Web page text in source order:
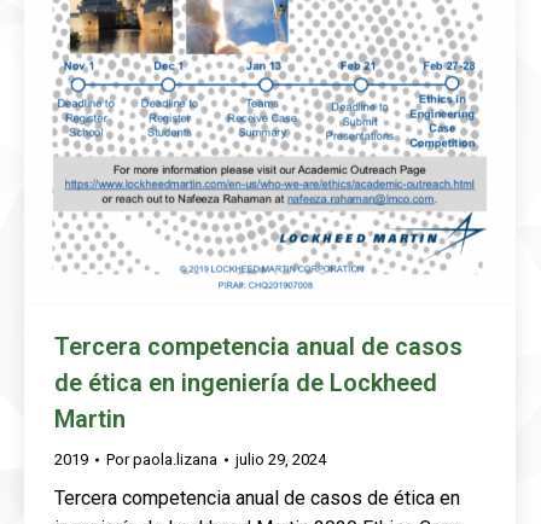
Tercera competencia anual de casos
de ética en ingeniería de Lockheed
Martin
2019 Porpaola.lizana julio 29, 2024
Tercera competencia anual de casos de ética en